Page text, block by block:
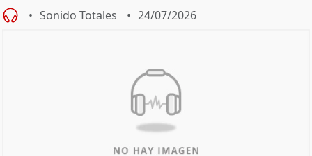
Sonido Totales 24/07/2026